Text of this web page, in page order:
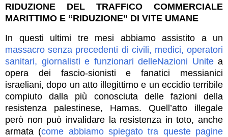
RIDUZIONE DEL TRAFFICO COMMERCIALE
MARITTIMO E “RIDUZIONE” DI VITE UMANE
In questi ultimi tre mesi abbiamo assistito a un
massacro senza precedenti di civili, medici, operatori
sanitari, giornalisti e funzionari delleNazioni Unitea
opera dei fascio-sionisti e fanatici messianici
israeliani, dopo un atto illegittimo e un eccidio terribile
compiuto dalla più conosciuta delle fazioni della
resistenza palestinese, Hamas. Quell’atto illegale
però non può invalidare la resistenza in toto, anche
armata (come abbiamo spiegato tra queste pagine